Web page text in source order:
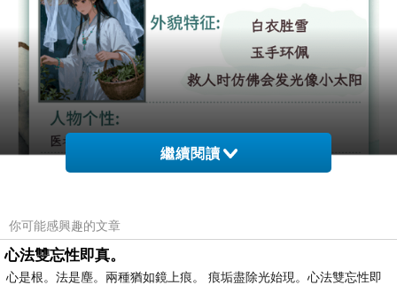
繼續閱讀
你可能感興趣的文章
心法雙忘性即真。
心是根。法是塵。兩種猶如鏡上痕。 痕垢盡除光始現。心法雙忘性即